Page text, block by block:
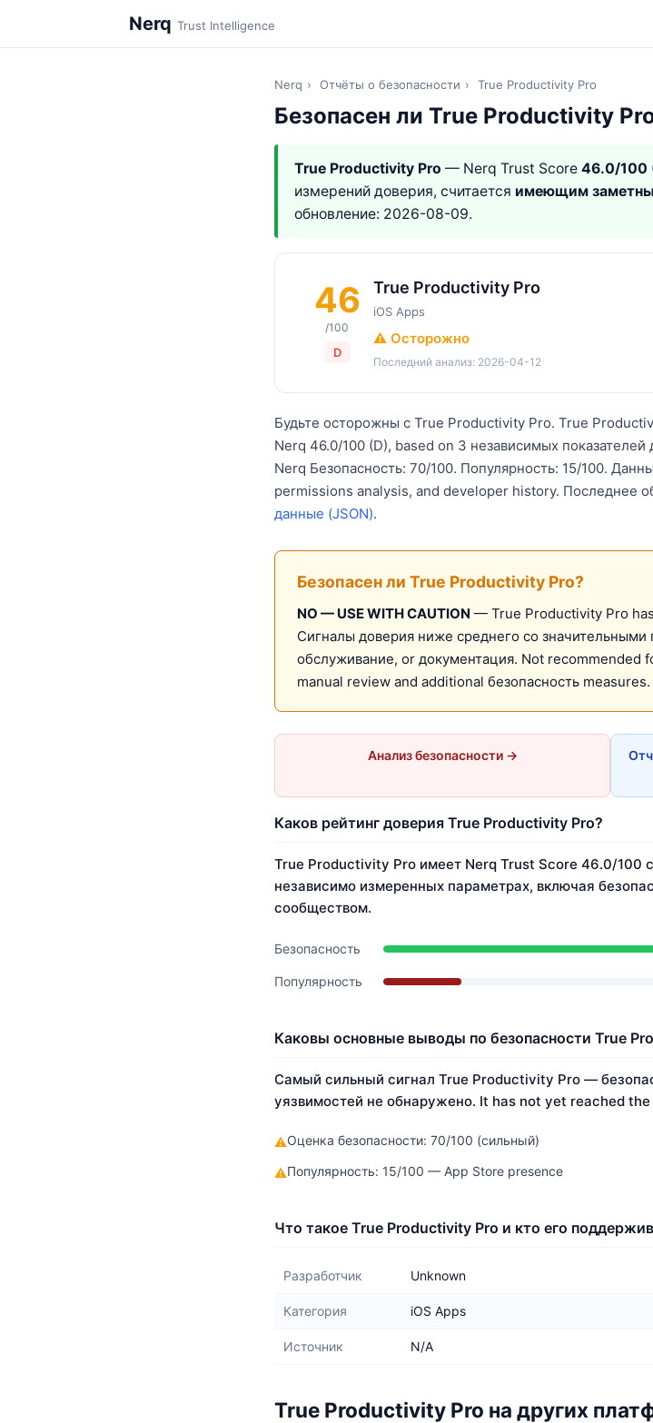
Nerq Trust Intelligence
Nerq › Отчёты о безопасности › True Productivity Pro
Безопасен ли True Productivity
True Productivity Pro — Nerq Trust Score 46.0/100
измерений доверия, считается имеющим
обновление: 2026-08-09.
46
/100
D
True Productivity Pro
iOS Apps
⚠️ Осторожно
Последний анализ: 2026-04-12
Будьте осторожны с True Productivity Pro. True
Nerq 46.0/100 (D), based on 3 независимых
Nerq Безопасность: 70/100. Популярность: 15/100.
permissions analysis, and developer history. Последнее
данные (JSON).
Безопасен ли True Productivity Pro?
NO — USE WITH CAUTION — True Productivity Pro
Сигналы доверия ниже среднего со значительными
обслуживание, or документация. Not
manual review and additional безопасность measures.
Анализ безопасности →
Каков рейтинг доверия True Productivity Pro?
True Productivity Pro имеет Nerq Trust Score 46.0/100
независимо измеренных параметрах, включая
сообществом.
Безопасность
Популярность
Каковы основные выводы по безопасности True
Самый сильный сигнал True Productivity Pro —
уязвимостей не обнаружено. It has not yet reached
⚠Оценка безопасности: 70/100 (сильный)
⚠Популярность: 15/100 — App Store presence
Что такое True Productivity Pro и кто его
Разработчик Unknown
Категория iOS Apps
Источник N/A
True Productivity Pro на других